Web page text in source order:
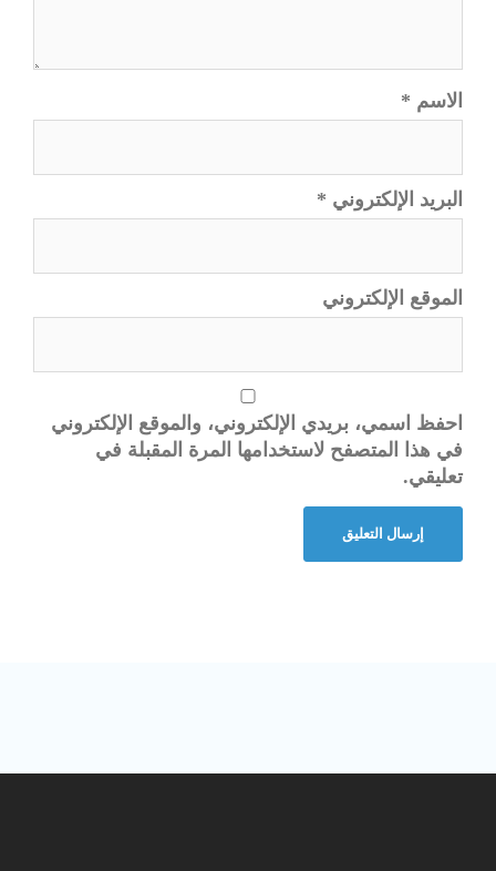
الاسم *
البريد الإلكتروني *
الموقع الإلكتروني
احفظ اسمي، بريدي الإلكتروني، والموقع الإلكتروني
في هذا المتصفح لاستخدامها المرة المقبلة في
تعليقي.